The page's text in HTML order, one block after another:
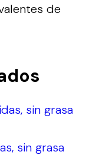
de
sin grasa
sin grasa